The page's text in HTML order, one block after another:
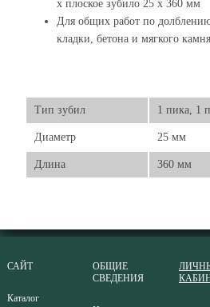
x плоское зубило 25 x 360 мм
Для общих работ по
кладки, бетона и мягкого
Тип зубил 1 пика, 1
Диаметр 25 мм
Длина 360 мм
САЙТ
Каталог
ОБЩИЕ
СВЕДЕНИЯ